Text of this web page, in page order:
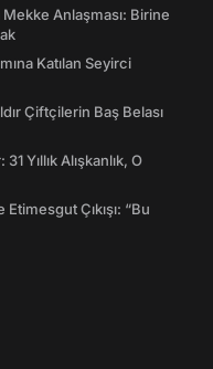
Anlaşması: Birine
Katılan Seyirci
Çiftçilerin Baş Belası
Yıllık Alışkanlık, O
Çıkışı: “Bu